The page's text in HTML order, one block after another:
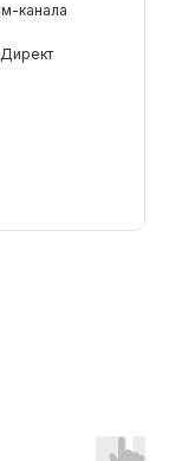
канала